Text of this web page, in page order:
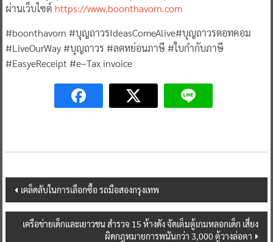
ผ่านเว็บไซต์ https://www.boonthavorn.com
#boonthavorn #บุญถาวรIdeasComeAlive#บุญถาวรดอทคอม
#LiveOurWay #บุญถาวร #ลดหย่อนภาษี #ใบกำกับภาษี
#EasyeReceipt #e–Tax invoice
Post
navigation
เคล็ดลับในการเลือกซื้อ รถมือสองกรุงเทพ
เครือข่ายเด็กและเยาวชน สำรวจ 15 ห้างดัง จัดเต็มตู้เกมหลอกเด็ก เสี่ยง
ผิดกฎหมายการพนันกว่า 3,000 ตู้วางล่อตา